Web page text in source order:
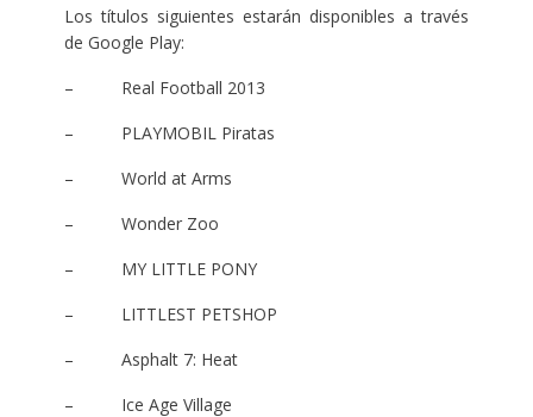
Los títulos siguientes estarán disponibles a través
de Google Play:
– Real Football 2013
– PLAYMOBIL Piratas
– World at Arms
– Wonder Zoo
– MY LITTLE PONY
– LITTLEST PETSHOP
– Asphalt 7: Heat
– Ice Age Village